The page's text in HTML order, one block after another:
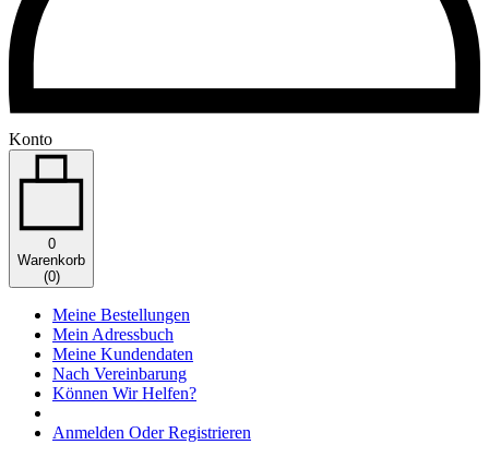
Konto
0
Warenkorb
(0)
Meine Bestellungen
Mein Adressbuch
Meine Kundendaten
Nach Vereinbarung
Können Wir Helfen?
Anmelden Oder Registrieren